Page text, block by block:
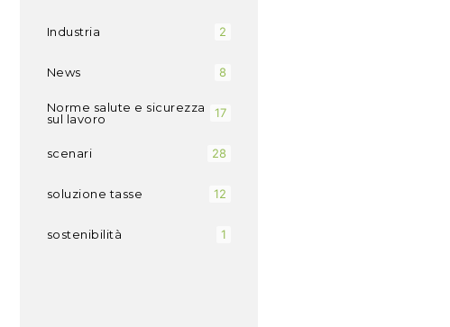
Industria 2
News 8
Norme salute e sicurezza
sul lavoro
17
scenari 28
soluzione tasse 12
sostenibilità 1